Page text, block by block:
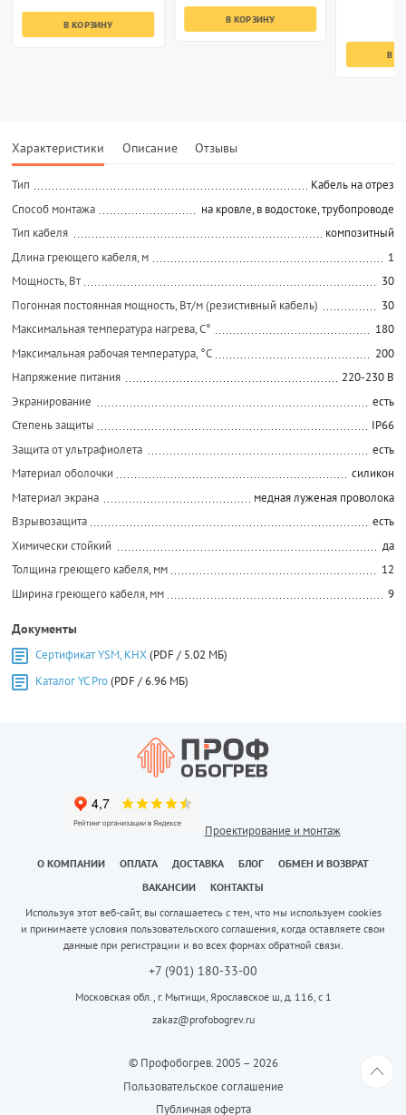
В КОРЗИНУ В КОРЗИНУ
В
Характеристики Описание Отзывы
Тип
Кабель на отрез
Способ монтажа
на кровле, в водостоке, трубопроводе
Тип кабеля
композитный
Длина греющего кабеля, м
1
Мощность, Вт
30
Погонная постоянная мощность, Вт/м (резистивный кабель)
30
Максимальная температура нагрева, С°
180
Максимальная рабочая температура, °C
200
Напряжение питания
220-230 В
Экранирование
есть
Степень защиты
IP66
Защита от ультрафиолета
есть
Материал оболочки
силикон
Материал экрана
медная луженая проволока
Взрывозащита
есть
Химически стойкий
да
Толщина греющего кабеля, мм
12
Ширина греющего кабеля, мм
9
Документы
Сертификат YSM, KHX(PDF / 5.02 МБ)
Каталог YC Pro(PDF / 6.96 МБ)
Проектирование и монтаж
О КОМПАНИИ ОПЛАТА ДОСТАВКА БЛОГ
ОБМЕН И ВОЗВРАТ
ВАКАНСИИ
КОНТАКТЫ
Используя этот веб-сайт, вы соглашаетесь с тем, что мы используем cookies
и принимаете условия пользовательского соглашения, когда оставляете свои
данные при регистрации и во всех формах обратной связи.
+7 (901) 180-33-00
Московская обл., г. Мытищи, Ярославское ш, д. 116, с 1
zakaz@profobogrev.ru
© Профобогрев. 2005 – 2026
Пользовательское соглашение
Публичная оферта